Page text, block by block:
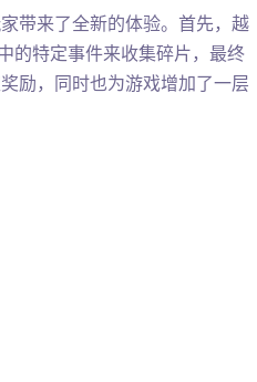
带来了全新的体验。首先，越
的特定事件来收集碎片，最终
励，同时也为游戏增加了一层